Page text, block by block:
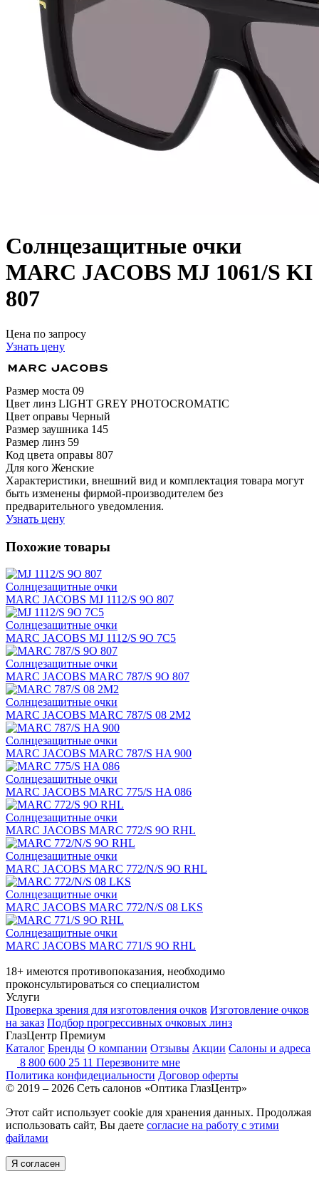
Солнцезащитные очки
MARC JACOBS MJ 1061/S KI
807
Цена по запросу
Узнать цену
Размер моста 09
Цвет линз LIGHT GREY PHOTOCROMATIC
Цвет оправы Черный
Размер заушника 145
Размер линз 59
Код цвета оправы 807
Для кого Женские
Характеристики, внешний вид и комплектация товара могут
быть изменены фирмой-производителем без
предварительного уведомления.
Узнать цену
Похожие товары
Солнцезащитные очки
MARC JACOBS MJ 1112/S 9O 807
Солнцезащитные очки
MARC JACOBS MJ 1112/S 9O 7C5
Солнцезащитные очки
MARC JACOBS MARC 787/S 9O 807
Солнцезащитные очки
MARC JACOBS MARC 787/S 08 2M2
Солнцезащитные очки
MARC JACOBS MARC 787/S HA 900
Солнцезащитные очки
MARC JACOBS MARC 775/S HA 086
Солнцезащитные очки
MARC JACOBS MARC 772/S 9O RHL
Солнцезащитные очки
MARC JACOBS MARC 772/N/S 9O RHL
Солнцезащитные очки
MARC JACOBS MARC 772/N/S 08 LKS
Солнцезащитные очки
MARC JACOBS MARC 771/S 9O RHL
18+ имеются противопоказания, необходимо
проконсультироваться со специалистом
Услуги
Проверка зрения для изготовления очков Изготовление очков
на заказ Подбор прогрессивных очковых линз
ГлазЦентр Премиум
Каталог Бренды О компании Отзывы Акции Салоны и адреса
8 800 600 25 11 Перезвоните мне
Политика конфидециальности Договор оферты
© 2019 – 2026 Сеть салонов «Оптика ГлазЦентр»
Этот сайт использует cookie для хранения данных. Продолжая
использовать сайт, Вы даете согласие на работу с этими
файлами
Я согласен